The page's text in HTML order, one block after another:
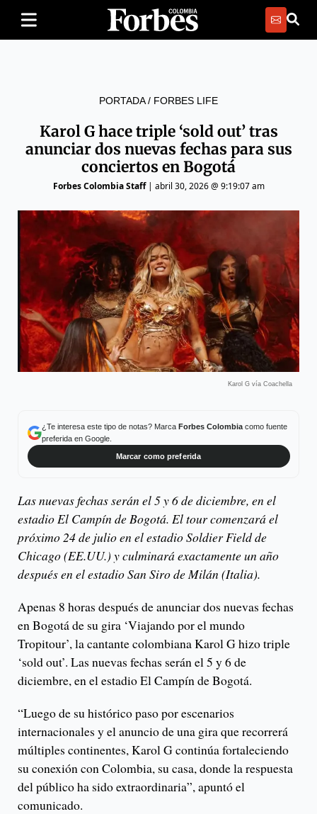
PORTADA/ FORBES LIFE
Karol G hace triple ‘sold out’ tras
anunciar dos nuevas fechas para sus
conciertos en Bogotá
Forbes Colombia Staff| abril 30, 2026 @ 9:19:07 am
Karol G vía Coachella
¿Te interesa este tipo de notas? Marca Forbes Colombiacomo fuente
preferida en Google.
Marcar como preferida
Las nuevas fechas serán el 5 y 6 de diciembre, en el
estadio El Campín de Bogotá. El tour comenzará el
próximo 24 de julio en el estadio Soldier Field de
Chicago (EE.UU.) y culminará exactamente un año
después en el estadio San Siro de Milán (Italia).
Apenas 8 horas después de anunciar dos nuevas fechas
en Bogotá de su gira ‘Viajando por el mundo
Tropitour’, la cantante colombiana Karol G hizo triple
‘sold out’. Las nuevas fechas serán el 5 y 6 de
diciembre, en el estadio El Campín de Bogotá.
“Luego de su histórico paso por escenarios
internacionales y el anuncio de una gira que recorrerá
múltiples continentes, Karol G continúa fortaleciendo
su conexión con Colombia, su casa, donde la respuesta
del público ha sido extraordinaria”, apuntó el
comunicado.